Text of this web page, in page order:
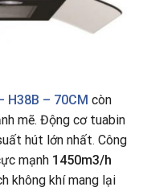
H38B – 70CM còn
mẽ. Động cơ tuabin
hút lớn nhất. Công
mạnh 1450m3/h
không khí mang lại